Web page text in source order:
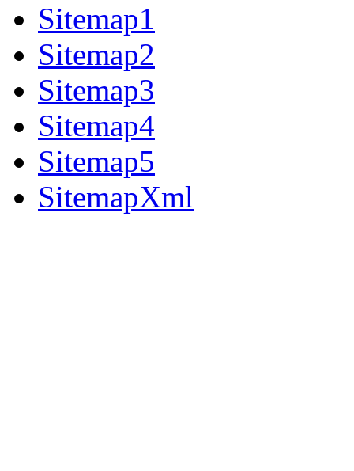
Sitemap1
Sitemap2
Sitemap3
Sitemap4
Sitemap5
SitemapXml